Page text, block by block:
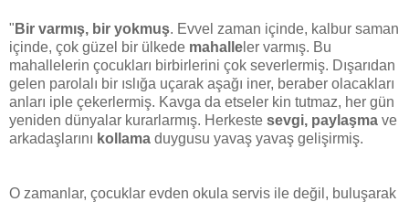
" Bir varmış, bir yokmuş. Evvel zaman içinde, kalbur saman
içinde, çok güzel bir ülkede mahalle ler varmış. Bu
mahallelerin çocukları birbirlerini çok severlermiş. Dışarıdan
gelen parolalı bir ıslığa uçarak aşağı iner, beraber olacakları
anları iple çekerlermiş. Kavga da etseler kin tutmaz, her gün
yeniden dünyalar kurarlarmış. Herkeste sevgi, paylaşma ve
arkadaşlarını kollama duygusu yavaş yavaş gelişirmiş.
O zamanlar, çocuklar evden okula servis ile değil, buluşarak